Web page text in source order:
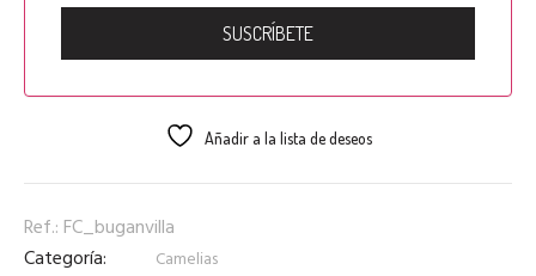
Añadir a la lista de deseos
Ref.: FC_buganvilla
Categoría:
Camelias